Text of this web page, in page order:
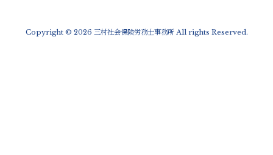
Copyright © 2026 三村社会保険労務士事務所 All rights Reserved.